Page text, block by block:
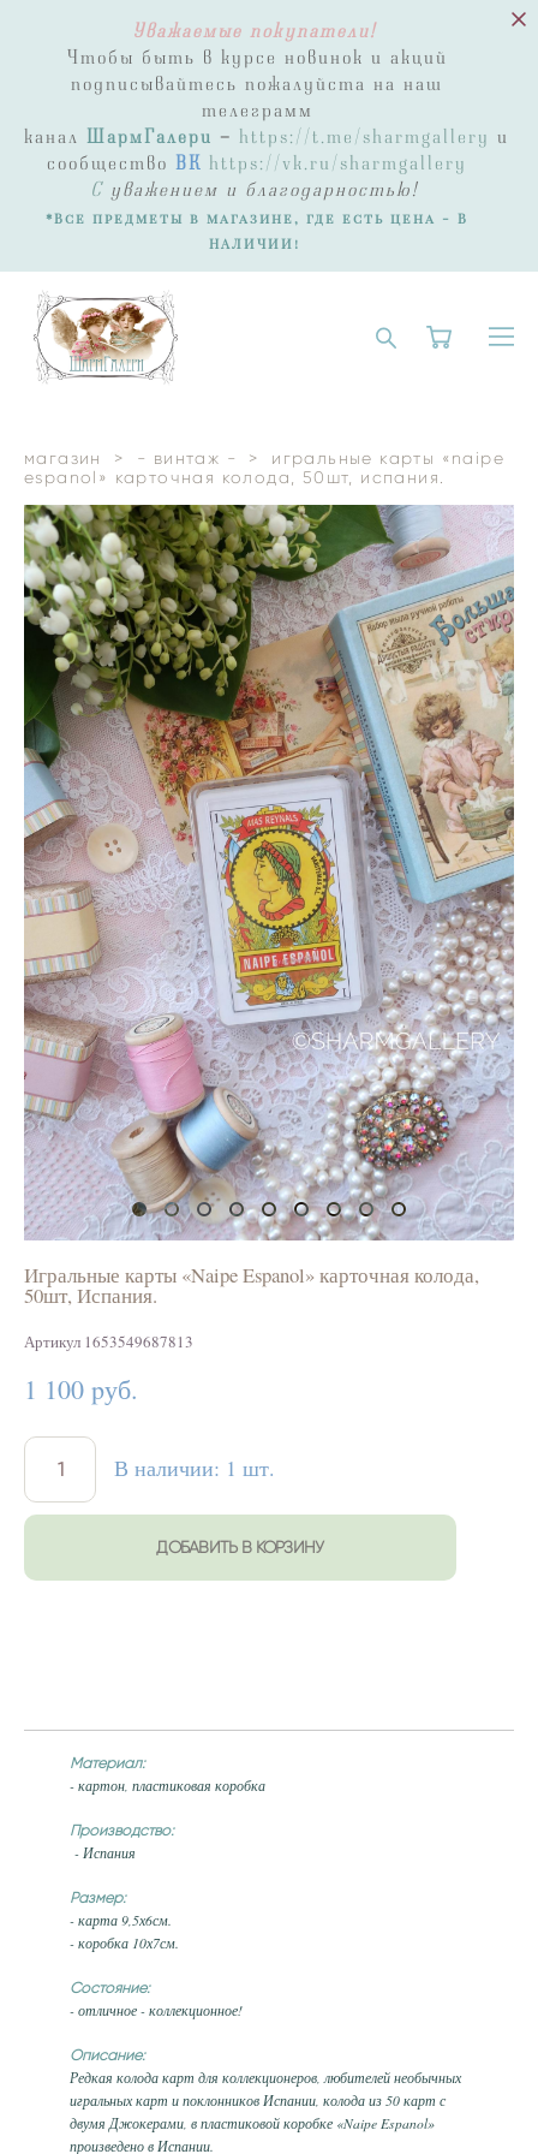
Уважаемые покупатели!
Чтобы быть в курсе новинок и акций
подписывайтесь пожалуйста на наш
телеграмм
канал ШармГалери - https://t.me/sharmgallery и
сообщество ВК https://vk.ru/sharmgallery
Суважением и благодарностью!
*Все предметы в магазине, где есть цена - В
НАЛИЧИИ!
магазин > - винтаж - >
игральные карты «naipe
espanol» карточная колода, 50шт, испания.
Игральные карты «Naipe Espanol» карточная колода,
50шт, Испания.
Артикул 1653549687813
1 100 pуб.
В наличии: 1 шт.
ДОБАВИТЬ В КОРЗИНУ
Материал:
- картон, пластиковая коробка
Производство:
- Испания
Размер:
- карта 9,5х6см.
- коробка 10х7см.
Состояние:
- отличное - коллекционное!
Описание:
Редкая колода карт для коллекционеров, любителей необычных
игральных карт и поклонников Испании, колода из 50 карт с
двумя Джокерами, в пластиковой коробке «Naipe Espanol»
произведено в Испании.